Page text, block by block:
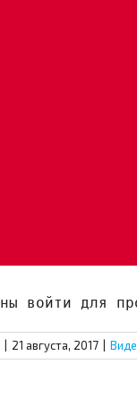
войти для
21 августа, 2017